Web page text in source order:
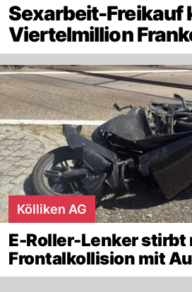
Sexarbeit-Freikauf
Viertelmillion
Kölliken AG
E-Roller-Lenker stirbt
Frontalkollision mit